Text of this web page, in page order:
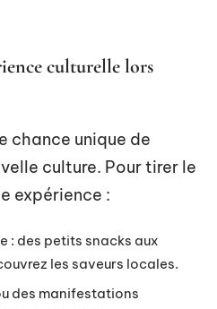
culturelle lors
chance unique de
culture. Pour tirer le
expérience :
: des petits snacks aux
les saveurs locales.
des manifestations